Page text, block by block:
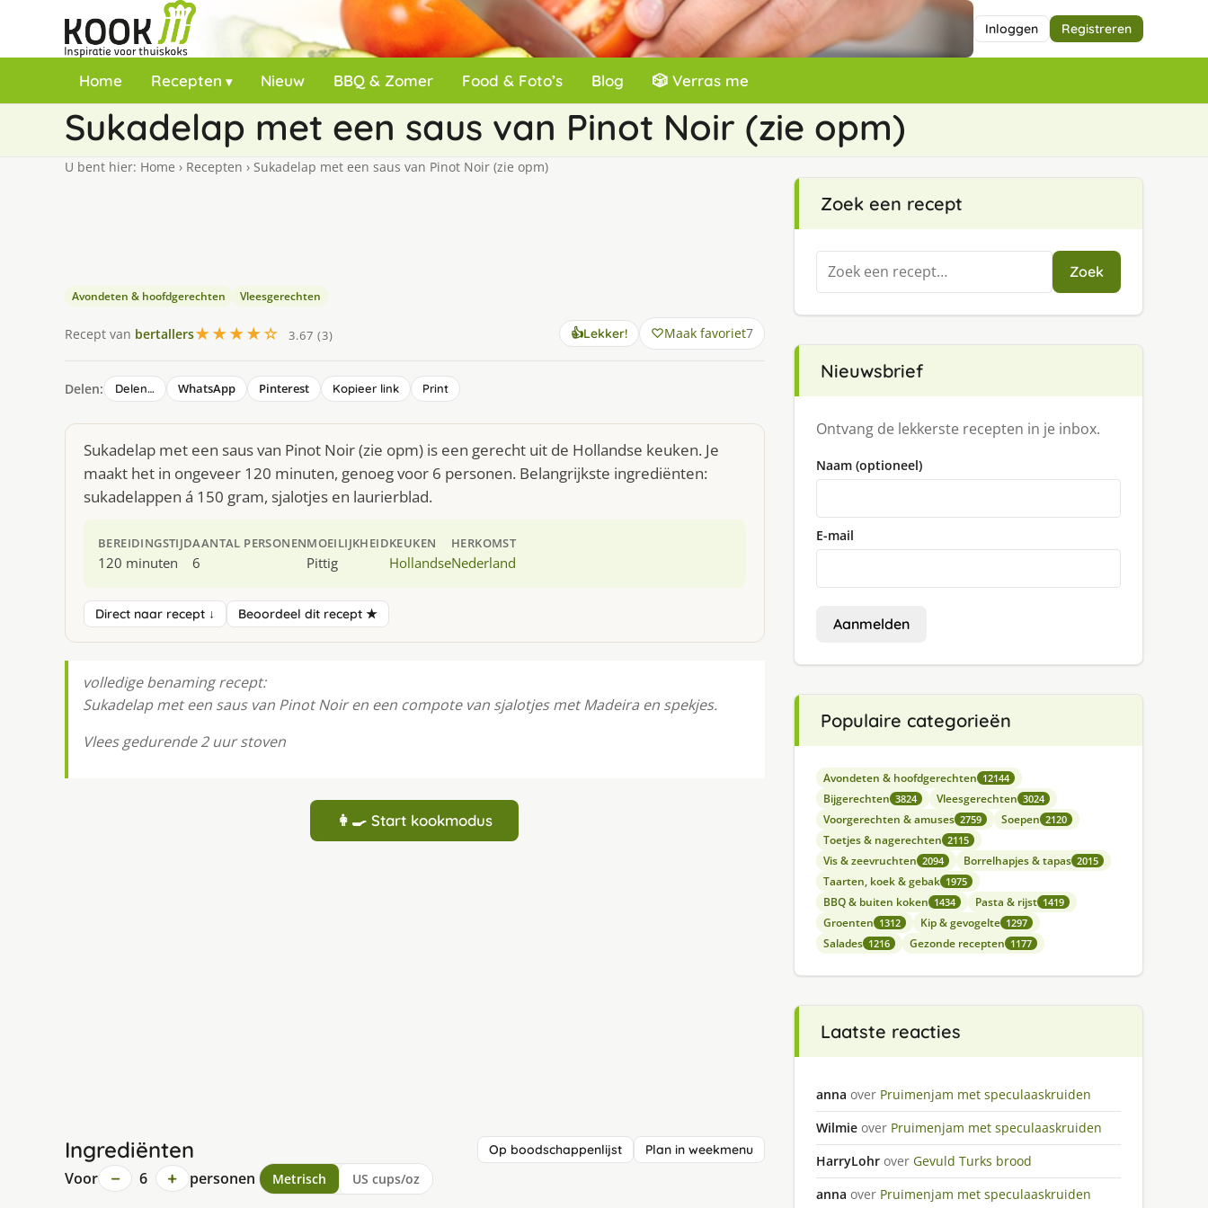
Inloggen Registreren
Home Recepten Nieuw BBQ & Zomer Food & Foto’s Blog 🎲 Verras me
Sukadelap met een saus van Pinot Noir (zie opm)
U bent hier: Home › Recepten › Sukadelap met een saus van Pinot Noir (zie opm)
Avondeten & hoofdgerechten Vleesgerechten
Recept van bertallers★★★★☆ 3.67 (3) 👍Lekker! Maak favoriet7
Delen: Delen… WhatsApp Pinterest Kopieer link Print
Sukadelap met een saus van Pinot Noir (zie opm) is een gerecht uit de Hollandse keuken. Je
maakt het in ongeveer 120 minuten, genoeg voor 6 personen. Belangrijkste ingrediënten:
sukadelappen á 150 gram, sjalotjes en laurierblad.
BEREIDINGSTIJD
120 minuten
AANTAL PERSONEN
6
MOEILIJKHEID
Pittig
KEUKEN
Hollandse
HERKOMST
Nederland
Direct naar recept ↓ Beoordeel dit recept ★
volledige benaming recept:
Sukadelap met een saus van Pinot Noir en een compote van sjalotjes met Madeira en spekjes.
Vlees gedurende 2 uur stoven
👩‍🍳 Start kookmodus
Ingrediënten Op boodschappenlijst Plan in weekmenu
Voor − 6 + personen Metrisch US cups/oz
Zoek een recept
Zoeken
naar:
Zoek
Nieuwsbrief
Ontvang de lekkerste recepten in je inbox.
Naam (optioneel)
E-mail
Aanmelden
Populaire categorieën
Avondeten & hoofdgerechten 12144
Bijgerechten 3824 Vleesgerechten 3024
Voorgerechten & amuses 2759 Soepen 2120
Toetjes & nagerechten 2115
Vis & zeevruchten 2094 Borrelhapjes & tapas 2015
Taarten, koek & gebak 1975
BBQ & buiten koken 1434 Pasta & rijst 1419
Groenten 1312 Kip & gevogelte 1297
Salades 1216 Gezonde recepten 1177
Laatste reacties
anna over Pruimenjam met speculaaskruiden
Wilmie over Pruimenjam met speculaaskruiden
HarryLohr over Gevuld Turks brood
anna over Pruimenjam met speculaaskruiden